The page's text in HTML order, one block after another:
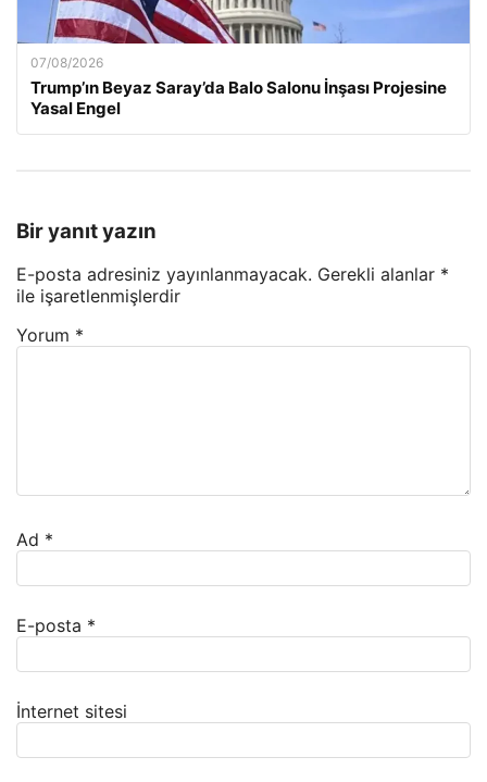
07/08/2026
Trump’ın Beyaz Saray’da Balo Salonu İnşası Projesine
Yasal Engel
Bir yanıt yazın
E-posta adresiniz yayınlanmayacak. Gerekli alanlar *
ile işaretlenmişlerdir
Yorum *
Ad *
E-posta *
İnternet sitesi